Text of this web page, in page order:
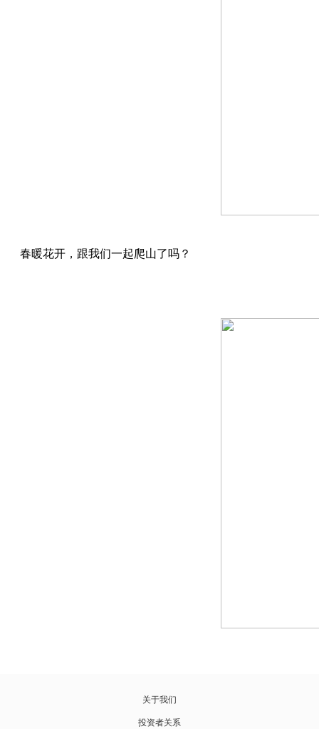
春暖花开，跟我们一起爬山了吗？
关于我们
投资者关系